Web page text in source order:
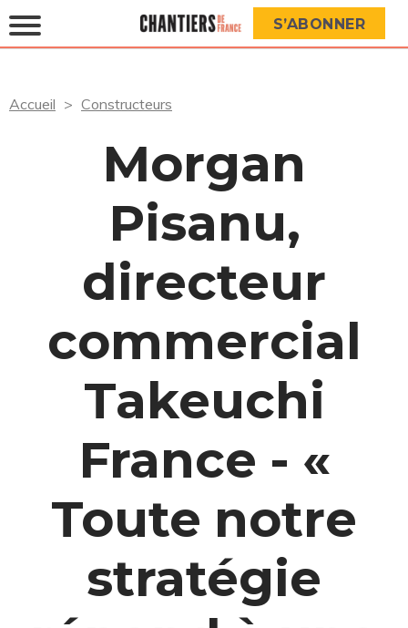
S’ABONNER
Accueil Constructeurs
Morgan
Pisanu,
directeur
commercial
Takeuchi
France - «
Toute notre
stratégie